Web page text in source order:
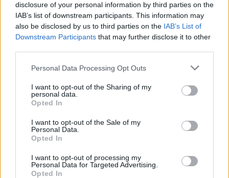
disclosure of your personal information by third parties on the
IAB’s list of downstream participants. This information may
also be disclosed by us to third parties on the IAB’s List of
Downstream Participants that may further disclose it to other
Please note that this website/app uses one or more Google
not limited to your visit or usage behaviour. You may click to
grant or deny consent to Google and its third-party tags to
use your data for below specified purposes in below Google
consent section.
Personal Data Processing Opt Outs
I want to opt-out of the Sharing of my
personal data.
Opted In
I want to opt-out of the Sale of my
Personal Data.
Opted In
I want to opt-out of processing my
Personal Data for Targeted Advertising.
Opted In
El Brent cae un 8.3% y arrastra a las materias primas
Lucía Herrera · 7 Ago 2026
NEWS